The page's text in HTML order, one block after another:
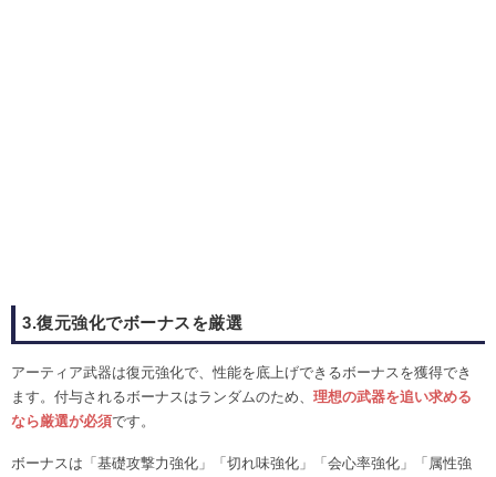
3.復元強化でボーナスを厳選
アーティア武器は復元強化で、性能を底上げできるボーナスを獲得でき
ます。付与されるボーナスはランダムのため、 理想の武器を追い求める
なら厳選が必須です。
ボーナスは「基礎攻撃力強化」「切れ味強化」「会心率強化」「属性強